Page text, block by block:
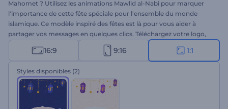
Mahomet ? Utilisez les animations Mawlid al-Nabi pour marquer
l'importance de cette fête spéciale pour l'ensemble du monde
islamique. Ce modèle inspiré des fêtes est là pour vous aider à
partager vos messages en quelques clics. Téléchargez votre logo,
ajoutez vos salutations, et attendez quelques minutes pour obtenir
votre vidéo animée. Il convient parfaitement aux invitations de
vacances, aux vœux, aux ouvertures de présentation et à bien
d'autres projets. Essayez-le dès maintenant !
16:9 9:16 1:1
Styles disponibles (2)